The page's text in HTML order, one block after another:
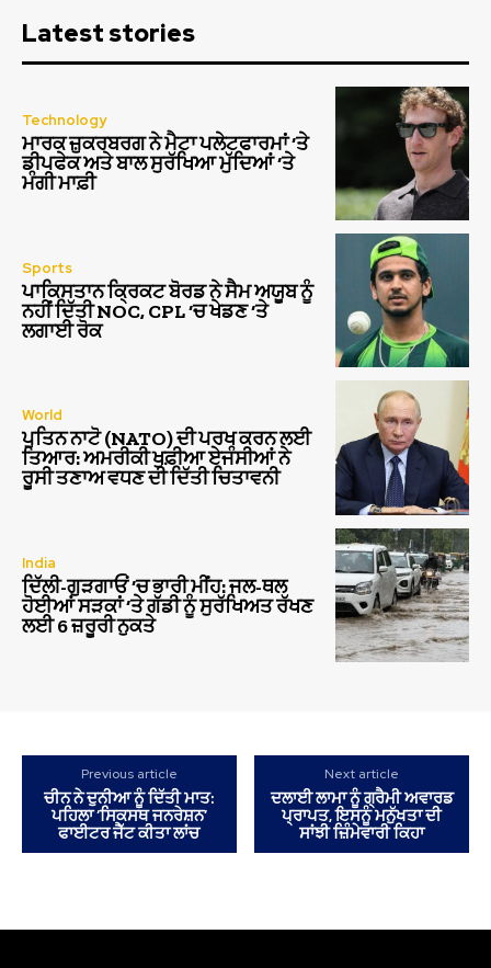
Latest stories
Technology
ਮਾਰਕ ਜ਼ੁਕਰਬਰਗ ਨੇ ਮੈਟਾ ਪਲੇਟਫਾਰਮਾਂ ‘ਤੇ
ਡੀਪਫੇਕ ਅਤੇ ਬਾਲ ਸੁਰੱਖਿਆ ਮੁੱਦਿਆਂ ‘ਤੇ
ਮੰਗੀ ਮਾਫ਼ੀ
Sports
ਪਾਕਿਸਤਾਨ ਕ੍ਰਿਕਟ ਬੋਰਡ ਨੇ ਸੈਮ ਅਯੂਬ ਨੂੰ
ਨਹੀਂ ਦਿੱਤੀ NOC, CPL ‘ਚ ਖੇਡਣ ‘ਤੇ
ਲਗਾਈ ਰੋਕ
World
ਪੁਤਿਨ ਨਾਟੋ (NATO) ਦੀ ਪਰਖ ਕਰਨ ਲਈ
ਤਿਆਰ: ਅਮਰੀਕੀ ਖੁਫ਼ੀਆ ਏਜੰਸੀਆਂ ਨੇ
ਰੂਸੀ ਤਣਾਅ ਵਧਣ ਦੀ ਦਿੱਤੀ ਚਿਤਾਵਨੀ
India
ਦਿੱਲੀ-ਗੁੜਗਾਓਂ ‘ਚ ਭਾਰੀ ਮੀਂਹ: ਜਲ-ਥਲ
ਹੋਈਆਂ ਸੜਕਾਂ ‘ਤੇ ਗੱਡੀ ਨੂੰ ਸੁਰੱਖਿਅਤ ਰੱਖਣ
ਲਈ 6 ਜ਼ਰੂਰੀ ਨੁਕਤੇ
Previous article
ਚੀਨ ਨੇ ਦੁਨੀਆ ਨੂੰ ਦਿੱਤੀ ਮਾਤ:
ਪਹਿਲਾ ‘ਸਿਕਸਥ ਜਨਰੇਸ਼ਨ’
ਫਾਈਟਰ ਜੈੱਟ ਕੀਤਾ ਲਾਂਚ
Next article
ਦਲਾਈ ਲਾਮਾ ਨੂੰ ਗ੍ਰੈਮੀ ਅਵਾਰਡ
ਪ੍ਰਾਪਤ, ਇਸਨੂੰ ਮਨੁੱਖਤਾ ਦੀ
ਸਾਂਝੀ ਜ਼ਿੰਮੇਵਾਰੀ ਕਿਹਾ